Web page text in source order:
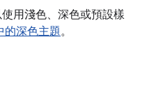
用淺色、深色或預設樣
的深色主題。